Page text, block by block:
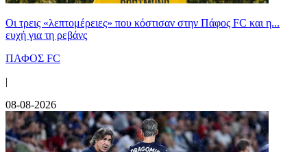
Οι τρεις «λεπτομέρειες» που κόστισαν στην Πάφος FC και η...
ευχή για τη ρεβάνς
ΠΑΦΟΣ FC
|
08-08-2026